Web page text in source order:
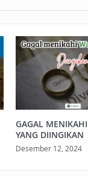
GAGAL
YANG DIINGIKAN
Desember 12, 2024